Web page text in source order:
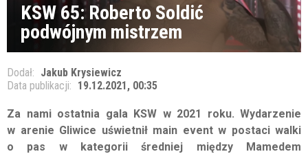
KSW 65: Roberto Soldić
podwójnym mistrzem
Dodał: Jakub Krysiewicz
Data publikacji: 19.12.2021, 00:35
Za nami ostatnia gala KSW w 2021 roku. Wydarzenie
w arenie Gliwice uświetnił main event w postaci walki
o pas w kategorii średniej między Mamedem